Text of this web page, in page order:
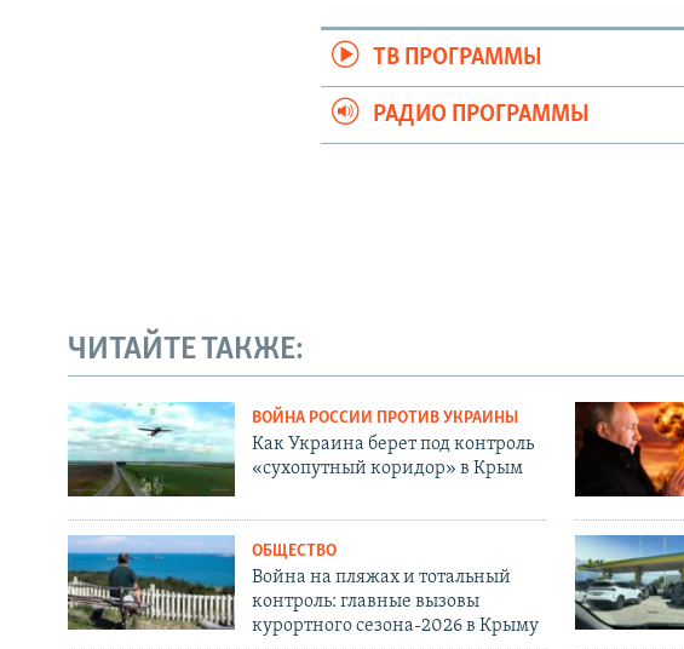
ТВ ПРОГРАММЫ
РАДИО ПРОГРАММЫ
ЧИТАЙТЕ ТАКЖЕ:
ВОЙНА РОССИИ ПРОТИВ УКРАИНЫ
Как Украина берет под контроль
«сухопутный коридор» в Крым
ОБЩЕСТВО
Война на пляжах и тотальный
контроль: главные вызовы
курортного сезона-2026 в Крыму